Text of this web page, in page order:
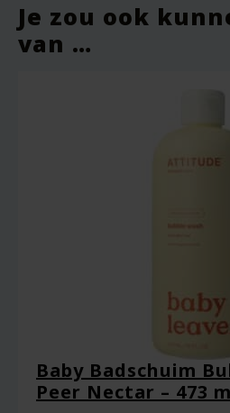
Je e-mailadres wordt niet
Vereiste velden zijn
Naam*
Je zou ook
van …
Baby Badschuim
Peer Nectar – 473